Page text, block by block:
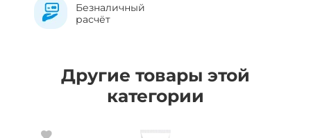
Безналичный
расчёт
Другие товары этой
категории